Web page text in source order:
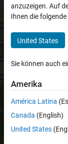
MATLAB
Entwickeln Sie
von der
und
anzuzeigen. Auf
Ihnen die
United States
Sie können auch
Amerika
América Latina
Canada (English)
United States